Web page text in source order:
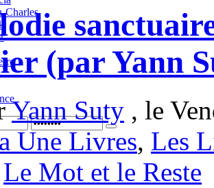
Charles
(par Yann
Yann Suty , le
Une Livres, Les
Le Mot et le Reste